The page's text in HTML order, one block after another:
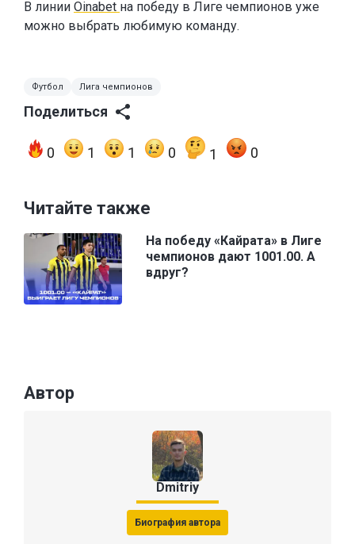
В линии Oinabet на победу в Лиге чемпионов уже
можно выбрать любимую команду.
Футбол Лига чемпионов
Поделиться
0 1 1 0 1 0
Читайте также
На победу «Кайрата» в Лиге
чемпионов дают 1001.00. А
вдруг?
Автор
Dmitriy
Биография автора